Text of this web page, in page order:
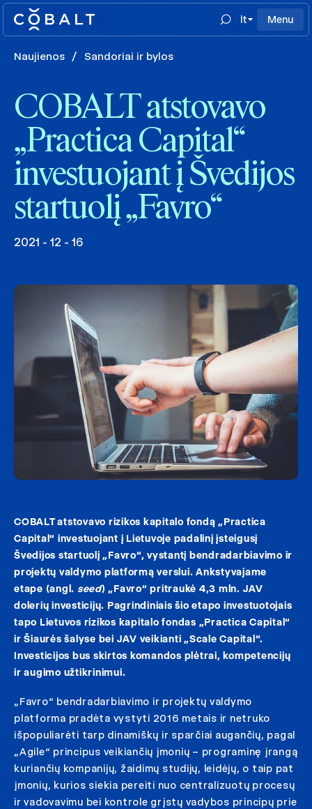
lt Menu
Naujienos / Sandoriai ir bylos
COBALT atstovavo
„Practica Capital“
investuojant į Švedijos
startuolį „Favro“
2021 - 12 - 16
COBALT atstovavo rizikos kapitalo fondą „Practica
Capital“ investuojant į Lietuvoje padalinį įsteigusį
Švedijos startuolį „Favro“, vystantį bendradarbiavimo ir
projektų valdymo platformą verslui. Ankstyvajame
etape (angl. seed) „Favro“ pritraukė 4,3 mln. JAV
dolerių investicijų. Pagrindiniais šio etapo investuotojais
tapo Lietuvos rizikos kapitalo fondas „Practica Capital“
ir Šiaurės šalyse bei JAV veikianti „Scale Capital“.
Investicijos bus skirtos komandos plėtrai, kompetencijų
ir augimo užtikrinimui.
„Favro“ bendradarbiavimo ir projektų valdymo
platforma pradėta vystyti 2016 metais ir netruko
išpopuliarėti tarp dinamiškų ir sparčiai augančių, pagal
„Agile“ principus veikiančių įmonių – programinę įrangą
kuriančių kompanijų, žaidimų studijų, leidėjų, o taip pat
įmonių, kurios siekia pereiti nuo centralizuotų procesų
ir vadovavimu bei kontrole grįstų vadybos principų prie